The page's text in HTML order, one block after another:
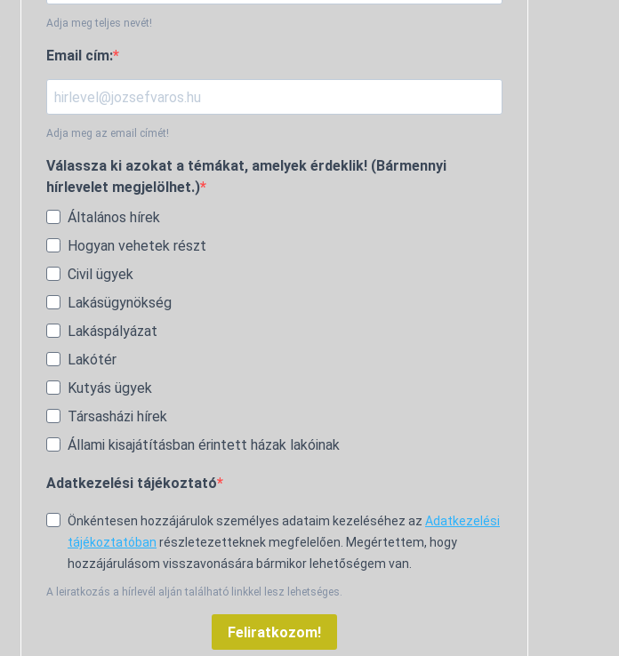
Adja meg teljes nevét!
Email cím:
Adja meg az email címét!
Válassza ki azokat a témákat, amelyek érdeklik! (Bármennyi
hírlevelet megjelölhet.)
Általános hírek
Hogyan vehetek részt
Civil ügyek
Lakásügynökség
Lakáspályázat
Lakótér
Kutyás ügyek
Társasházi hírek
Állami kisajátításban érintett házak lakóinak
Adatkezelési tájékoztató
Önkéntesen hozzájárulok személyes adataim kezeléséhez az Adatkezelési
tájékoztatóban részletezetteknek megfelelően. Megértettem, hogy
hozzájárulásom visszavonására bármikor lehetőségem van.
A leiratkozás a hírlevél alján található linkkel lesz lehetséges.
Feliratkozom!